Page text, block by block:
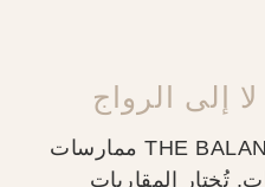
إلى الرواج
لا تعتمد THE BALANCE Rehab Clinic ممارسات
تُختار المقاربات